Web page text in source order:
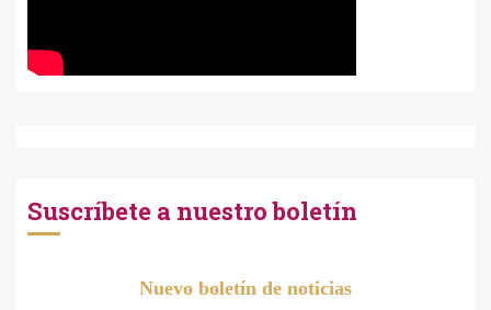
Suscríbete a nuestro boletín
Nuevo boletín de noticias